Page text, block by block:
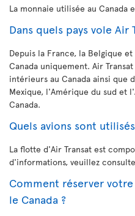
La monnaie utilisée au Canada
Dans quels pays vole Air
Depuis la France, la Belgique
Canada uniquement. Air
intérieurs au Canada ainsi que
Mexique, l'Amérique du sud et
Canada.
Quels avions sont
La flotte d'Air Transat est
d'informations, veuillez
Comment réserver
le Canada ?